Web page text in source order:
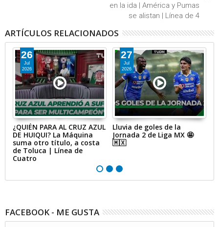
en la ida | América y Pumas
se alistan | Línea de 4
ARTÍCULOS RELACIONADOS
26
Jul
2026
¿QUIÉN PARA AL CRUZ AZUL
DE HUIQUI? La Máquina
suma otro título, a costa
de Toluca | Línea de
Cuatro
27
Jul
2026
Lluvia de goles de la
Jornada 2 de Liga MX 🤩
🇲🇽
FACEBOOK - ME GUSTA